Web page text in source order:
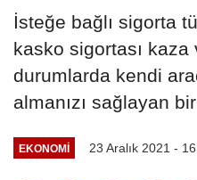
İsteğe bağlı sigorta
kasko sigortası
durumlarda kendi
almanızı sağlayan
EKONOMI 23 Aralık 2021 -